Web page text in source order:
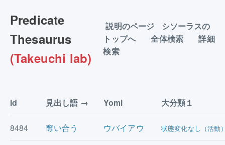
Predicate
Thesaurus
(Takeuchi lab)
説明のページ
シソーラスの
トップへ
全体検索
詳細
検索
Id 見出し語 Yomi 大分類１
8484 奪い合う ウバイアウ 状態変化なし（活動